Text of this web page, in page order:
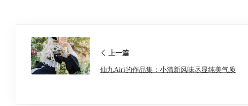
上一篇
仙九Airi的作品集：小清新风味尽显纯美气质